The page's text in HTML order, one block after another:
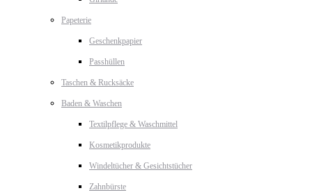
Papeterie
Geschenkpapier
Passhüllen
Taschen & Rucksäcke
Baden & Waschen
Textilpflege & Waschmittel
Kosmetikprodukte
Windeltücher & Gesichtstücher
Zahnbürste